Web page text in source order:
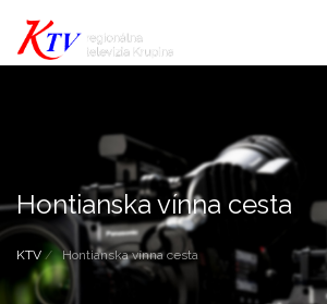
Hontianska vínna cesta
KTV Hontianska vínna cesta